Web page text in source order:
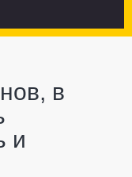
в
и